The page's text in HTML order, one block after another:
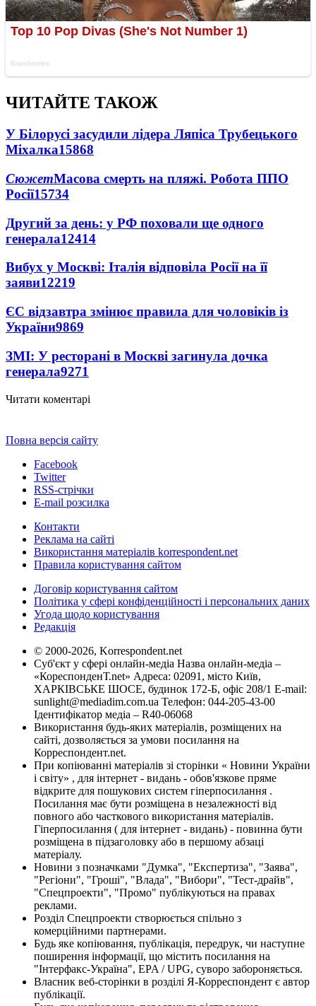
ЧИТАЙТЕ ТАКОЖ
У Білорусі засудили лідера Ляпіса Трубецького
Міхалка15868
СюжетМасова смерть на пляжі. Робота ППО
Росії15734
Другий за день: у РФ поховали ще одного
генерала12414
Вибух у Москві: Італія відповіла Росії на її
заяви12219
ЄС відзавтра змінює правила для чоловіків із
України9869
ЗМІ: У ресторані в Москві загинула дочка
генерала9271
Читати коментарі
Повна версія сайту
Facebook
Twitter
RSS-стрічки
E-mail розсилка
Контакти
Реклама на сайті
Використання матеріалів korrespondent.net
Правила користування сайтом
Договір користування сайтом
Політика у сфері конфіденційності і персональних даних
Угода щодо користування
Редакція
© 2000-2026, Korrespondent.net
Суб'єкт у сфері онлайн-медіа Назва онлайн-медіа –
«КореспонденТ.net» Адреса: 02091, місто Київ,
ХАРКІВСЬКЕ ШОСЕ, будинок 172-Б, офіс 208/1 E-mail:
sunlight@mediadim.com.ua Телефон: 044-205-43-00
Ідентифікатор медіа – R40-06068
Використання будь-яких матеріалів, розміщених на
сайті, дозволяється за умови посилання на
Корреспондент.net.
При копіюванні матеріалів зі сторінки « Новини України
і світу» , для інтернет - видань - обов'язкове пряме
відкрите для пошукових систем гіперпосилання .
Посилання має бути розміщена в незалежності від
повного або часткового використання матеріалів.
Гіперпосилання ( для інтернет - видань) - повинна бути
розміщена в підзаголовку або в першому абзаці
матеріалу.
Новини з позначками "Думка", "Експертиза", "Заява",
"Регіони", "Гроші", "Влада", "Вибори", "Тест-драйв",
"Спецпроекти", "Промо" публікуються на правах
реклами.
Розділ Спецпроекти створюється спільно з
комерційними партнерами.
Будь яке копіювання, публікація, передрук, чи наступне
поширення інформації, що містить посилання на
"Інтерфакс-Україна", EPA / UPG, суворо забороняється.
Власник веб-сторінки в розділі Я-Корреспондент є автор
публікації.